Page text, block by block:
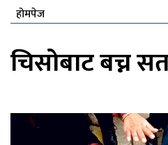
होमपेज
चिसोबाट बच्न